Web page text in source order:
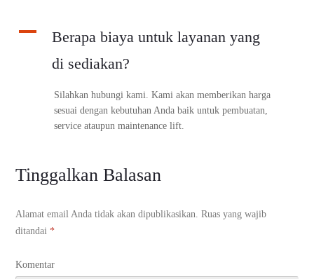
A
Berapa biaya untuk layanan yang
di sediakan?
Silahkan hubungi kami. Kami akan memberikan harga
sesuai dengan kebutuhan Anda baik untuk pembuatan,
service ataupun maintenance lift.
Tinggalkan Balasan
Alamat email Anda tidak akan dipublikasikan. Ruas yang wajib
ditandai*
Komentar